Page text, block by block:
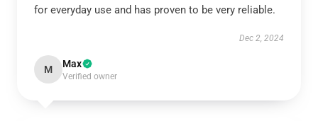
for everyday use and has proven to be very reliable.
Dec 2, 2024
M Max
Verified owner